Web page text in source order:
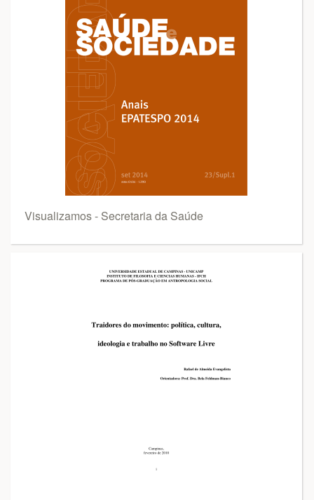
Visualizamos - Secretaria da Saúde